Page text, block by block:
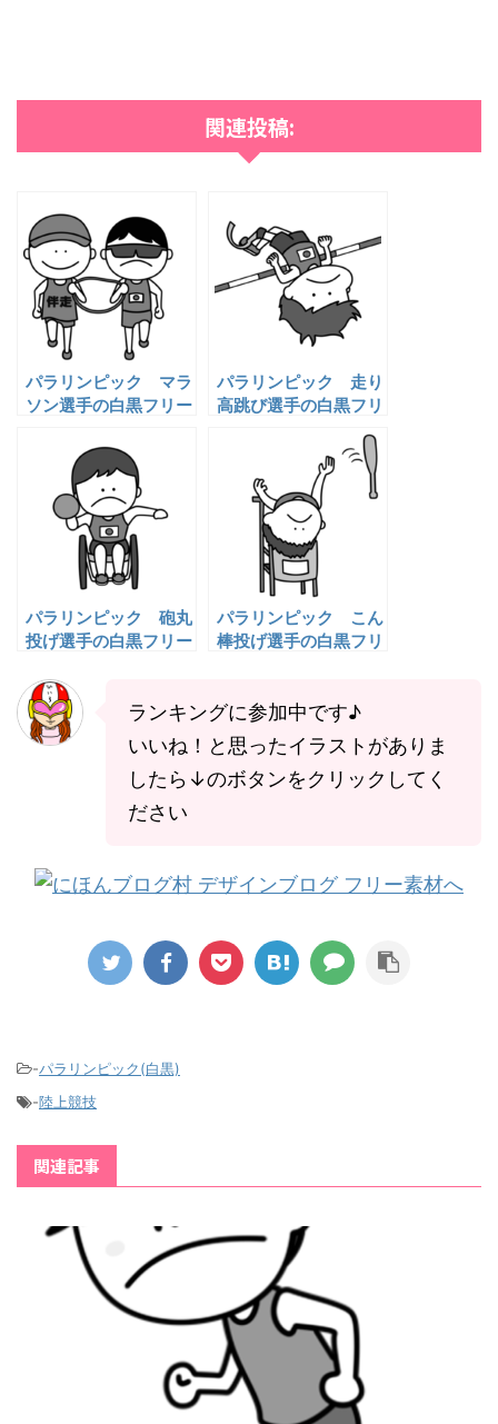
関連投稿:
パラリンピック マラ
ソン選手の白黒フリー
パラリンピック 走り
高跳び選手の白黒フリ
パラリンピック 砲丸
投げ選手の白黒フリー
パラリンピック こん
棒投げ選手の白黒フリ
ランキングに参加中です♪
いいね！と思ったイラストがありま
したら↓のボタンをクリックしてく
ださい
-パラリンピック(白黒)
-陸上競技
関連記事